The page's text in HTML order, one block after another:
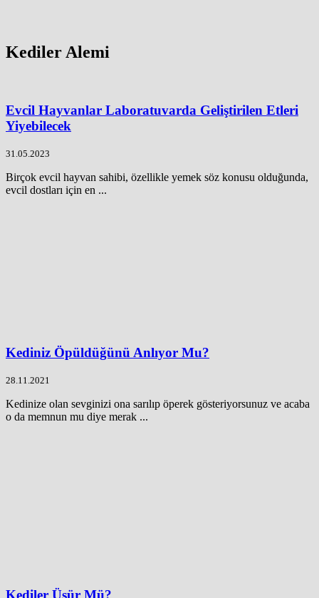
Kediler Alemi
Evcil Hayvanlar Laboratuvarda Geliştirilen Etleri
Yiyebilecek
31.05.2023
Birçok evcil hayvan sahibi, özellikle yemek söz konusu olduğunda,
evcil dostları için en ...
Kediniz Öpüldüğünü Anlıyor Mu?
28.11.2021
Kedinize olan sevginizi ona sarılıp öperek gösteriyorsunuz ve acaba
o da memnun mu diye merak ...
Kediler Üşür Mü?